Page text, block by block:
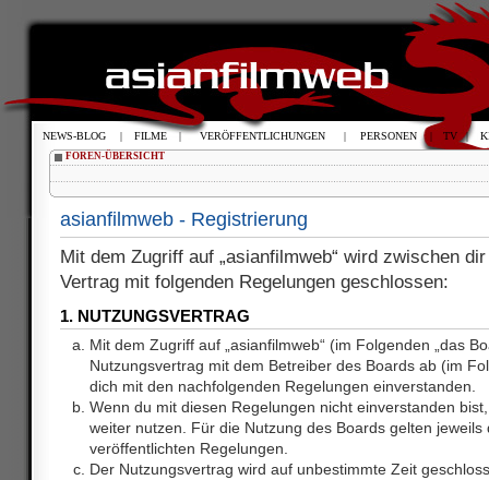
FOREN-ÜBERSICHT
asianfilmweb - Registrierung
Mit dem Zugriff auf „asianfilmweb“ wird zwischen
Vertrag mit folgenden Regelungen geschlossen:
1. NUTZUNGSVERTRAG
Mit dem Zugriff auf „asianfilmweb“ (im Folgenden „das
Nutzungsvertrag mit dem Betreiber des Boards ab (im
dich mit den nachfolgenden Regelungen einverstanden.
Wenn du mit diesen Regelungen nicht einverstanden
weiter nutzen. Für die Nutzung des Boards gelten jeweils
veröffentlichten Regelungen.
Der Nutzungsvertrag wird auf unbestimmte Zeit
NEWS-BLOG | FILME | VERÖFFENTLICHUNGEN | PERSONEN | TV |